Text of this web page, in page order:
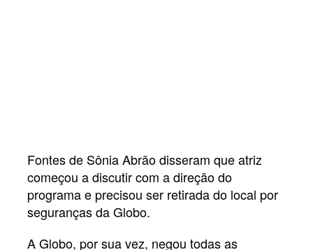
Fontes de Sônia Abrão disseram que atriz
começou a discutir com a direção do
programa e precisou ser retirada do local por
seguranças da Globo.
A Globo, por sua vez, negou todas as